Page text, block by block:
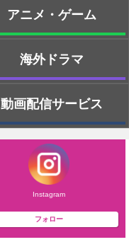
アニメ・ゲーム
海外ドラマ
動画配信サービス
Instagram
フォロー